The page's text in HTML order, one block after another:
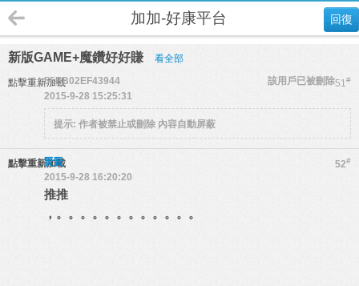
回復
加加-好康平台
新版GAME+魔鑽好好賺 看全部
點擊重新加載 51#
55EB02EF43944
該用戶已被刪除
2015-9-28 15:25:31
提示: 作者被禁止或刪除 內容自動屏蔽
點擊重新加載 52#
賢賢
2015-9-28 16:20:20
推推
，。。。。。。。。。。。。